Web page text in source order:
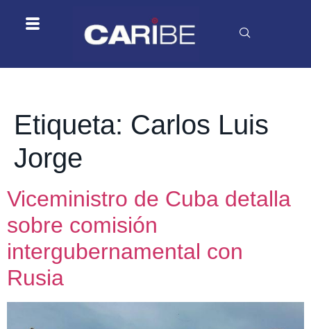
Etiqueta: Carlos Luis
Jorge
Viceministro de Cuba detalla
sobre comisión
intergubernamental con
Rusia